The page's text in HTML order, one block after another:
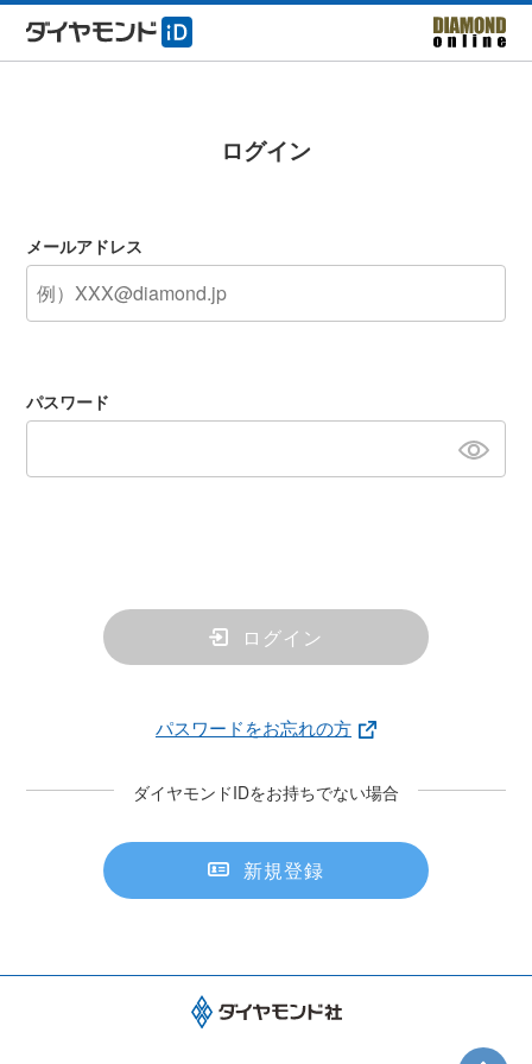
ログイン
メールアドレス
パスワード
ログイン
パスワードをお忘れの方
ダイヤモンドIDをお持ちでない場合
新規登録